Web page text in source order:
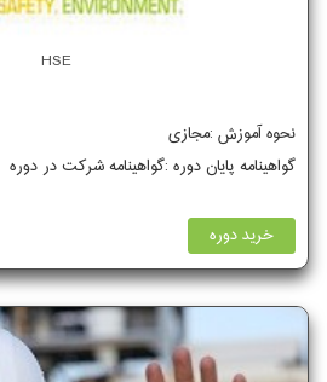
HSE
نحوه آموزش :مجازی
گواهینامه پایان دوره :گواهینامه شرکت در دوره
خرید دوره